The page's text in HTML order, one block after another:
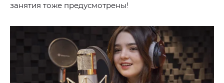
занятия тоже предусмотрены!